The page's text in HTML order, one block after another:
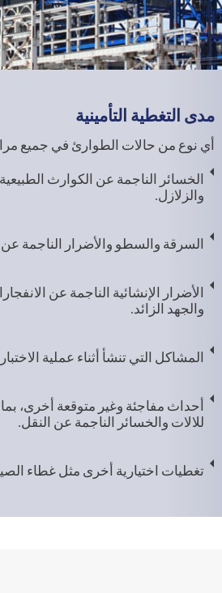
مدى التغطية التأمينية
أي نوع من حالات الطوارئ في جميع
الخسائر الناجمة عن الكوارث
والزلازل.
السرقة والسطو والأضرار الناجمة
الأضرار الإنشائية الناجمة عن
والجهد الزائد.
المشاكل التي تنشأ أثناء عملية
أحداث مفاجئة وغير متوقعة أخرى،
للالات والخسائر الناجمة عن النقل.
تغطيات اختيارية أخرى مثل غطاء